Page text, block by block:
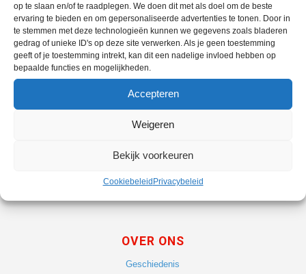
op te slaan en/of te raadplegen. We doen dit met als doel om de beste
ervaring te bieden en om gepersonaliseerde advertenties te tonen. Door in
te stemmen met deze technologieën kunnen we gegevens zoals bladeren
gedrag of unieke ID's op deze site verwerken. Als je geen toestemming
geeft of je toestemming intrekt, kan dit een nadelige invloed hebben op
bepaalde functies en mogelijkheden.
Accepteren
Weigeren
Bekijk voorkeuren
CookiebeleidPrivacybeleid
FILIALEN
Scooterwinkel Leiden Noord
OVER ONS
Geschiedenis